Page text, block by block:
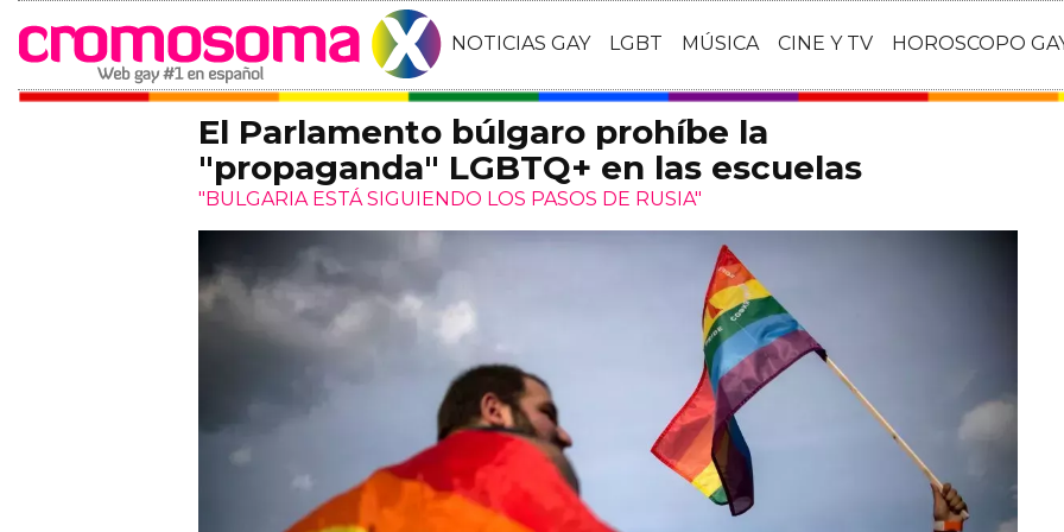
NOTICIAS GAY LGBT MÚSICA CINE Y TV HOROSCOPO
El Parlamento búlgaro prohíbe la
"propaganda" LGBTQ+ en las escuelas
"BULGARIA ESTÁ SIGUIENDO LOS PASOS DE RUSIA"